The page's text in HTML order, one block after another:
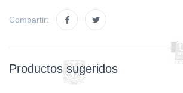
Compartir:
Productos sugeridos